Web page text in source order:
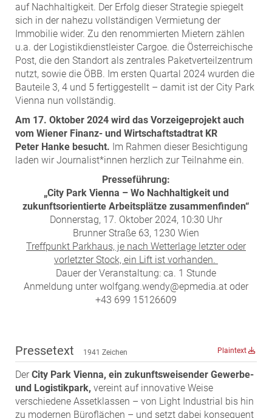
MST Muhr
ÖKO-Wohnbau
PAYUCA
Raiffeisen Property Holding International
Salon Real
Savoir Vivre Group
Schwabenhaus
STEUP Realitäten
STIX + Partner
VÖPE Next
Verband Österreichischer Versicherungsmakler
Weinrauch Rechtsanwälte
WINEGG Realitäten
ZEHA Real Estate
Media
auf Nachhaltigkeit. Der Erfolg dieser Strategie spiegelt
sich in der nahezu vollständigen Vermietung der
Immobilie wider. Zu den renommierten Mietern zählen
u.a. der Logistikdienstleister Cargoe. die Österreichische
Post, die den Standort als zentrales Paketverteilzentrum
nutzt, sowie die ÖBB. Im ersten Quartal 2024 wurden die
Bauteile 3, 4 und 5 fertiggestellt – damit ist der City Park
Vienna nun vollständig.
Am 17. Oktober 2024 wird das Vorzeigeprojekt auch
vom Wiener Finanz- und Wirtschaftstadtrat KR
Peter Hanke besucht. Im Rahmen dieser Besichtigung
laden wir Journalist*innen herzlich zur Teilnahme ein.
Presseführung:
„City Park Vienna – Wo Nachhaltigkeit und
zukunftsorientierte Arbeitsplätze zusammenfinden“
Donnerstag, 17. Oktober 2024, 10:30 Uhr
Brunner Straße 63, 1230 Wien
Treffpunkt Parkhaus, je nach Wetterlage letzter oder
vorletzter Stock, ein Lift ist vorhanden.
Dauer der Veranstaltung: ca. 1 Stunde
Anmeldung unter wolfgang.wendy@epmedia.at oder
+43 699 15126609
Pressetext 1941 Zeichen Plaintext
Der City Park Vienna, ein zukunftsweisender Gewerbe-
und Logistikpark, vereint auf innovative Weise
verschiedene Assetklassen – von Light Industrial bis hin
zu modernen Büroflächen – und setzt dabei konsequent